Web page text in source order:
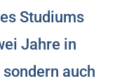
Studiums
Jahre in
auch